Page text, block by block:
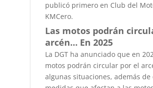
publicó primero en Club del
KMCero.
Las motos podrán
arcén… En 2025
La DGT ha anunciado que en
motos podrán circular por el
algunas situaciones, además de